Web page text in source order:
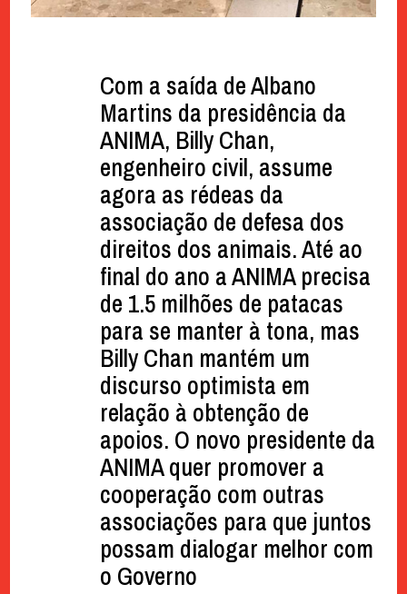
Com a saída de Albano
Martins da presidência da
ANIMA, Billy Chan,
engenheiro civil, assume
agora as rédeas da
associação de defesa dos
direitos dos animais. Até ao
final do ano a ANIMA precisa
de 1.5 milhões de patacas
para se manter à tona, mas
Billy Chan mantém um
discurso optimista em
relação à obtenção de
apoios. O novo presidente da
ANIMA quer promover a
cooperação com outras
associações para que juntos
possam dialogar melhor com
o Governo